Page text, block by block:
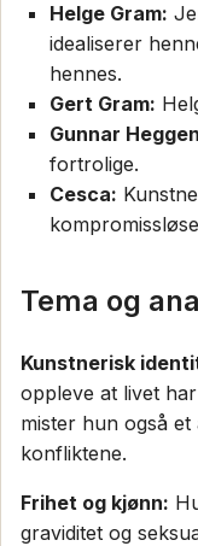
Helge Gram:
idealiserer
hennes.
Gert Gram:
Gunnar
fortrolige.
Cesca:
Tema og
Kunstnerisk
oppleve at livet
mister hun også
konfliktene.
Frihet og kjønn:
graviditet og